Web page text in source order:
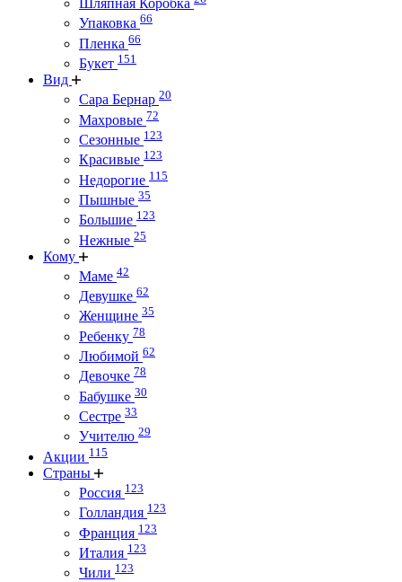
Упаковка 66
Пленка 66
Букет 151
Вид
Сара Бернар 20
Махровые 72
Сезонные 123
Красивые 123
Недорогие 115
Пышные 35
Большие 123
Нежные 25
Кому
Маме 42
Девушке 62
Женщине 35
Ребенку 78
Любимой 62
Девочке 78
Бабушке 30
Сестре 33
Учителю 29
Акции 115
Страны
Россия 123
Голландия 123
Франция 123
Италия 123
Чили 123